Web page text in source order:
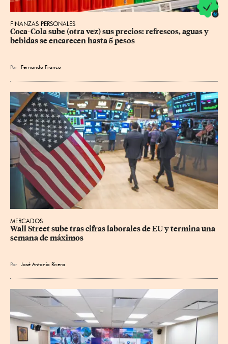
FINANZAS PERSONALES
Coca-Cola sube (otra vez) sus precios: refrescos, aguas y
bebidas se encarecen hasta 5 pesos
Por Fernando Franco
MERCADOS
Wall Street sube tras cifras laborales de EU y termina una
semana de máximos
Por José Antonio Rivera